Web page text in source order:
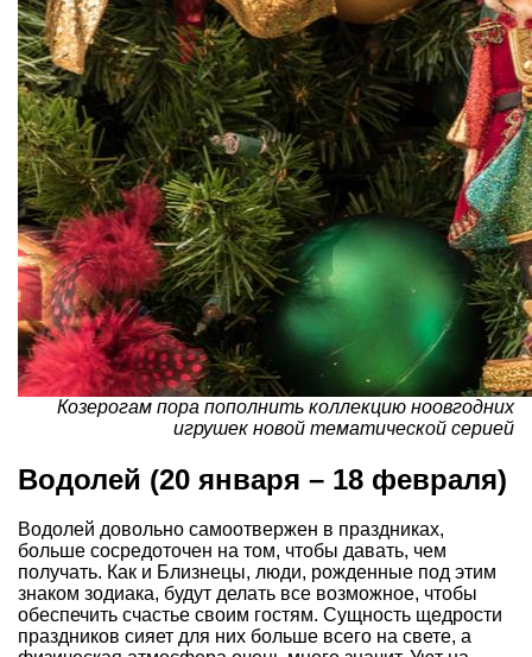
Козерогам пора пополнить коллекцию ноовгодних
игрушек новой тематической серией
Водолей (20 января – 18 февраля)
Водолей довольно самоотвержен в праздниках,
больше сосредоточен на том, чтобы давать, чем
получать. Как и Близнецы, люди, рожденные под этим
знаком зодиака, будут делать все возможное, чтобы
обеспечить счастье своим гостям. Сущность щедрости
праздников сияет для них больше всего на свете, а